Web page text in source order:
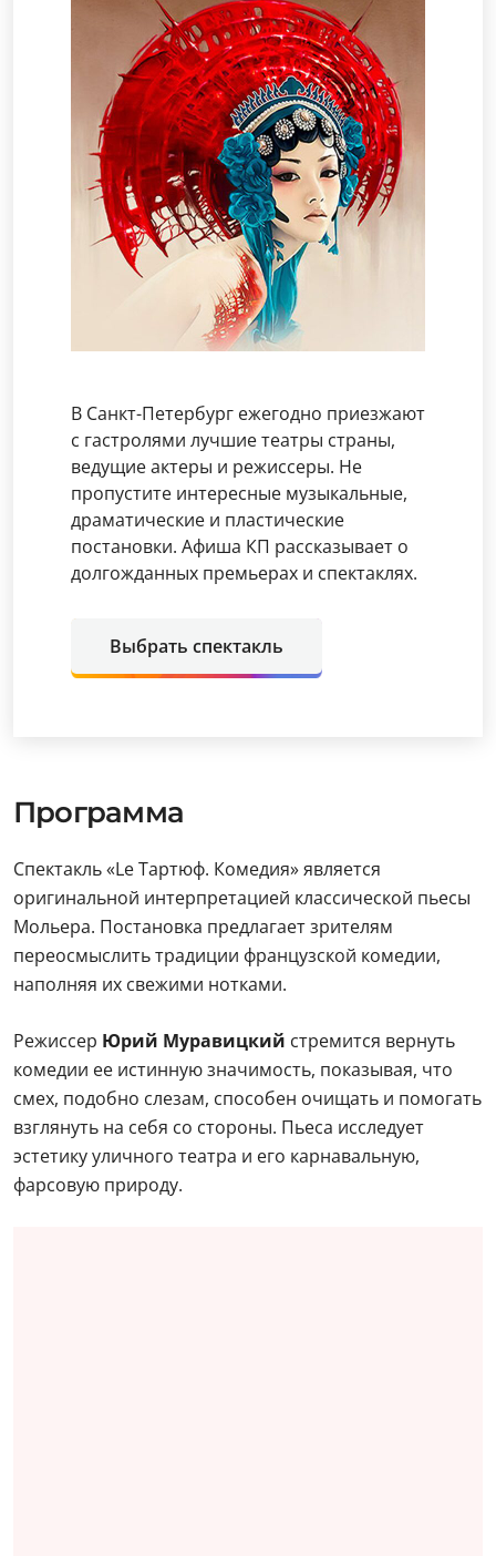
В Санкт-Петербург ежегодно приезжают
с гастролями лучшие театры страны,
ведущие актеры и режиссеры. Не
пропустите интересные музыкальные,
драматические и пластические
постановки. Афиша КП рассказывает о
долгожданных премьерах и спектаклях.
Выбрать спектакль
Программа
Спектакль «Lе Тартюф. Комедия» является
оригинальной интерпретацией классической пьесы
Мольера. Постановка предлагает зрителям
переосмыслить традиции французской комедии,
наполняя их свежими нотками.
Режиссер Юрий Муравицкий стремится вернуть
комедии ее истинную значимость, показывая, что
смех, подобно слезам, способен очищать и помогать
взглянуть на себя со стороны. Пьеса исследует
эстетику уличного театра и его карнавальную,
фарсовую природу.